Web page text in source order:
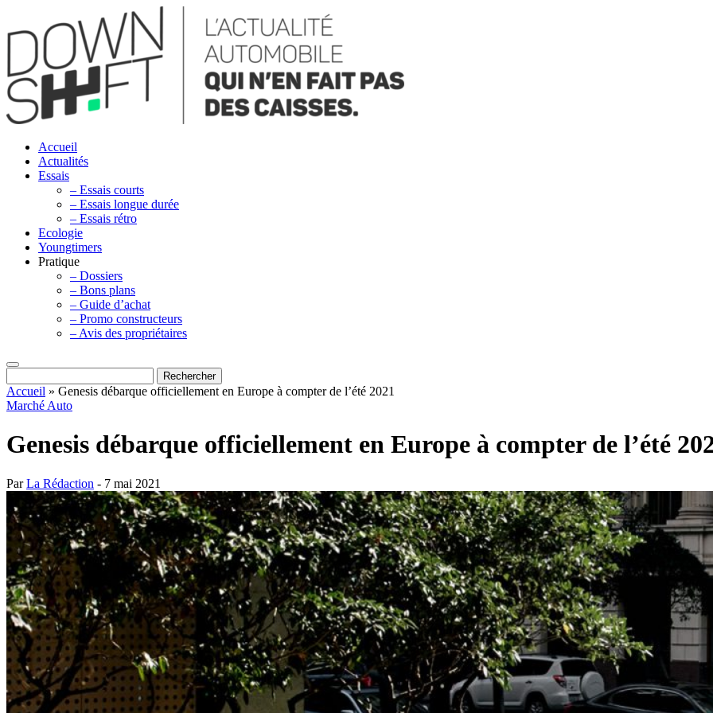
Accueil
Actualités
Essais
– Essais courts
– Essais longue durée
– Essais rétro
Ecologie
Youngtimers
Pratique
– Dossiers
– Bons plans
– Guide d’achat
– Promo constructeurs
– Avis des propriétaires
Accueil » Genesis débarque officiellement en Europe à compter de l’été 2021
Marché Auto
Genesis débarque officiellement en Europe à compter de l’été
ParLa Rédaction - 7 mai 2021